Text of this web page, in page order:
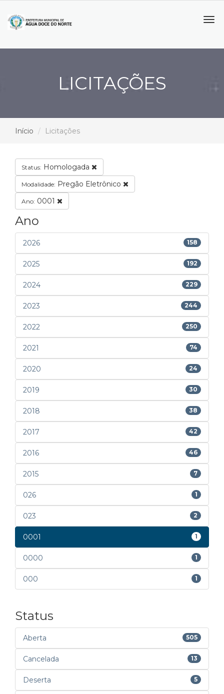
LICITAÇÕES
Início Licitações
Status: Homologada
Modalidade: Pregão Eletrônico
Ano: 0001
Ano
2026 158
2025 192
2024 229
2023 244
2022 250
2021 74
2020 24
2019 30
2018 38
2017 42
2016 46
2015 7
026 1
023 2
0001 1
0000 1
000 1
Status
Aberta 505
Cancelada 13
Deserta 5